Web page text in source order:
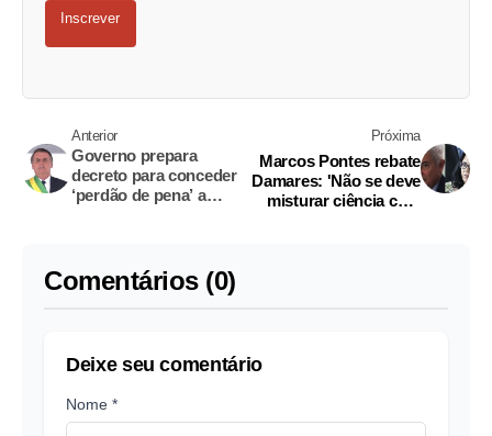
Inscrever
Anterior
Governo prepara
decreto para conceder
‘perdão de pena’ a
Próxima
Marcos Pontes rebate
Damares: 'Não se deve
misturar ciência com
Comentários (0)
Deixe seu comentário
Nome *